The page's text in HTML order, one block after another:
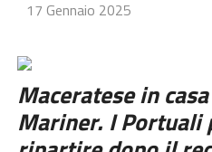
17 Gennaio 2025
Maceratese in
Mariner. I Portuali